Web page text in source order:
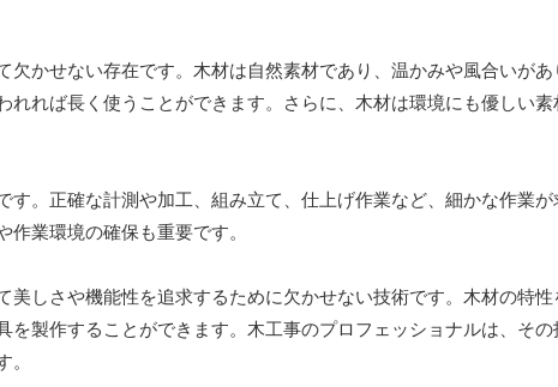
欠かせない存在です。木材は自然素材であり、温かみや風合いが
れれば長く使うことができます。さらに、木材は環境にも優しい
す。正確な計測や加工、組み立て、仕上げ作業など、細かな作業
業環境の確保も重要です。
美しさや機能性を追求するために欠かせない技術です。木材の特
を製作することができます。木工事のプロフェッショナルは、そ
。